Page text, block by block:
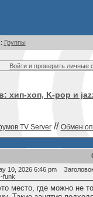
Группы
Войти и проверить личные
хип-хоп, K-pop и
TV Server// Обмен
10, 2026 6:46 pm
funk
место, где можно не